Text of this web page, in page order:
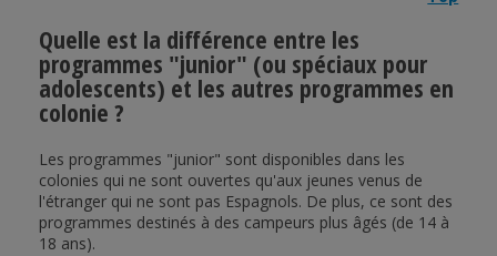
Quelle est la différence entre les
programmes "junior" (ou spéciaux pour
adolescents) et les autres programmes en
colonie ?
Les programmes "junior" sont disponibles dans les
colonies qui ne sont ouvertes qu'aux jeunes venus de
l'étranger qui ne sont pas Espagnols. De plus, ce sont des
programmes destinés à des campeurs plus âgés (de 14 à
18 ans).